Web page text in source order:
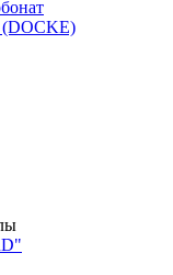
(DOCKE)